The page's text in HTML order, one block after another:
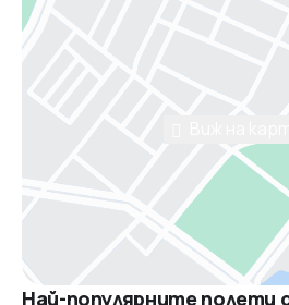
Най-популярните полети